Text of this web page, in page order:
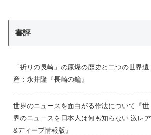
書評
「祈りの長崎」の原爆の歴史と二つの世界遺
産：永井隆『長崎の鐘』
世界のニュースを面白がる作法について『世
界のニュースを日本人は何も知らない 激レア
&ディープ情報版』